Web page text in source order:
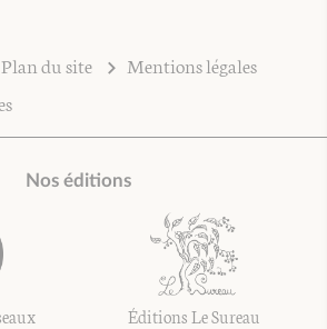
Plan du site
Mentions légales
Nos éditions
Éditions Le Sureau